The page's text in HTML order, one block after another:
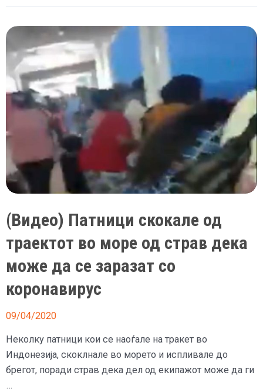
станал
милионер
преку
ноќ
(Видео) Патници скокале од
траектот во море од страв дека
може да се заразат со
коронавирус
09/04/2020
Неколку патници кои се наоѓале на тракет во
Индонезија, скоклнале во морето и испливале до
брегот, поради страв дека дел од екипажот може да ги
…